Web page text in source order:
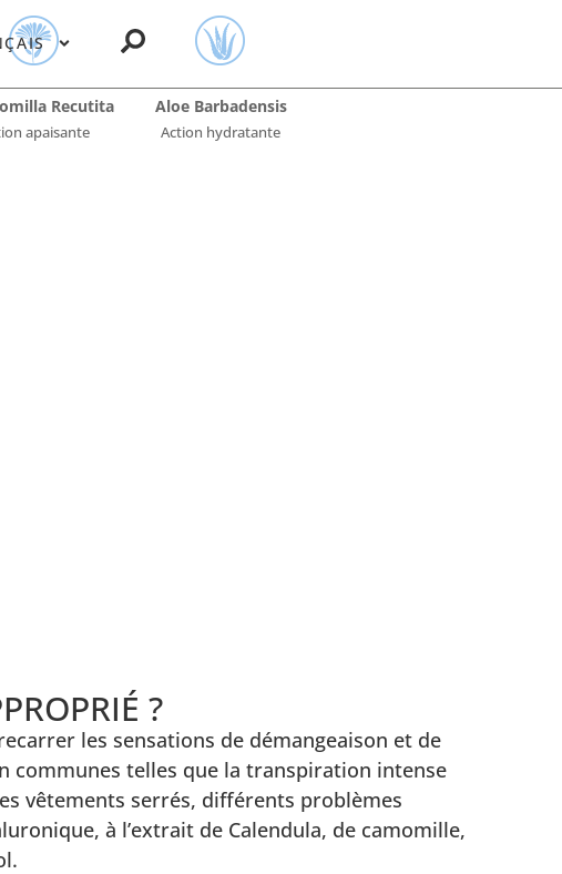
Recutita
apaisante
Aloe Barbadensis
Action hydratante
?
les sensations de démangeaison et de
communes telles que la transpiration intense
vêtements serrés, différents problèmes
à l’extrait de Calendula, de camomille,